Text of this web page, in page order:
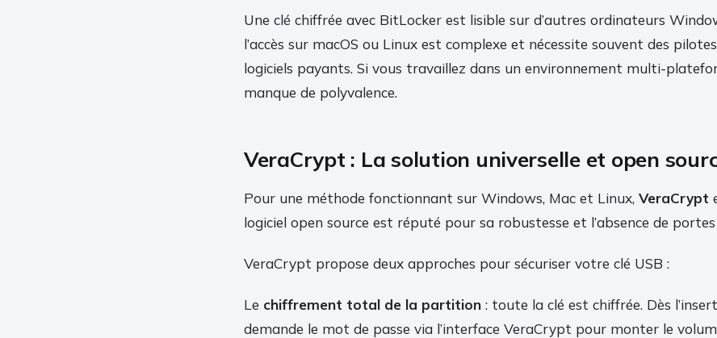
Une clé chiffrée avec BitLocker est lisible sur d’autres ordinateurs
l’accès sur macOS ou Linux est complexe et nécessite souvent des
logiciels payants. Si vous travaillez dans un environnement multi-
manque de polyvalence.
VeraCrypt : La solution universelle et open
Pour une méthode fonctionnant sur Windows, Mac et Linux, VeraCrypt
logiciel open source est réputé pour sa robustesse et l’absence de
VeraCrypt propose deux approches pour sécuriser votre clé USB :
Le chiffrement total de la partition : toute la clé est chiffrée. Dès
demande le mot de passe via l’interface VeraCrypt pour monter le